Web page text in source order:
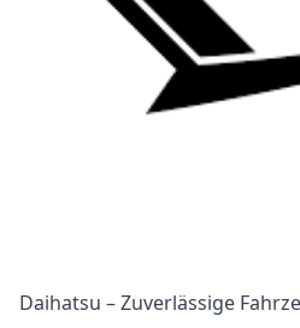
Daihatsu – Zuverlässige